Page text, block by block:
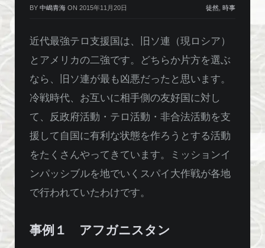
BY 中嶋青海 ON 2015年11月20日 徒然 時事
近代最強テロ支援国は、旧ソ連（現ロシア）
とアメリカの二強です。どちらか片方を選ぶ
なら、旧ソ連が最も凶悪だったと思います。
冷戦時代、お互いに相手側の友好国に対し
て、反政府活動・テロ活動・非合法活動を支
援して自国に有利な状態を作ろうとする活動
をたくさんやってきています。ミッションイ
ンパッシブルを地でいくスパイ大作戦が各地
で行われていたわけです。
事例１ アフガニスタン